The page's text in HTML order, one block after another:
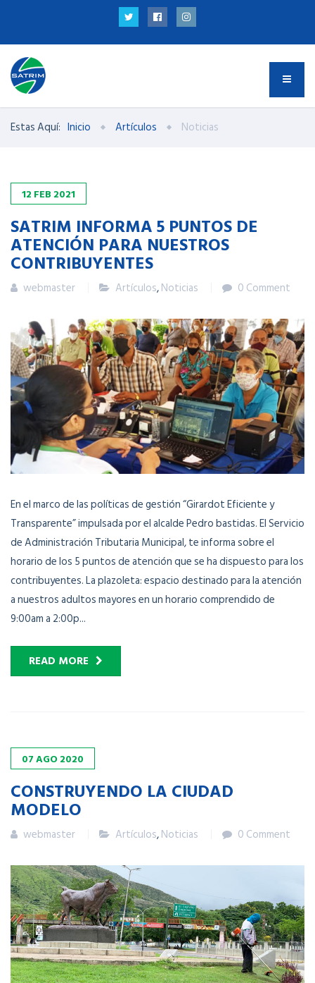
Estas Aquí: Inicio Artículos Noticias
12 FEB 2021
SATRIM INFORMA 5 PUNTOS DE
ATENCIÓN PARA NUESTROS
CONTRIBUYENTES
webmaster Artículos,Noticias 0 Comment
En el marco de las políticas de gestión “Girardot Eficiente y
Transparente” impulsada por el alcalde Pedro bastidas. El Servicio
de Administración Tributaria Municipal, te informa sobre el
horario de los 5 puntos de atención que se ha dispuesto para los
contribuyentes. La plazoleta: espacio destinado para la atención
a nuestros adultos mayores en un horario comprendido de
9:00am a 2:00p...
READ MORE
07AGO2020
CONSTRUYENDO LA CIUDAD
MODELO
webmaster Artículos,Noticias 0 Comment